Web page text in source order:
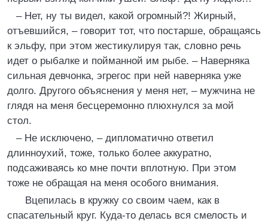
– Нет, ну ты видел, какой огромный?! Жирный,
отъевшийся, – говорит тот, что постарше, обращаясь
к эльфу, при этом жестикулируя так, словно речь
идет о рыбалке и пойманной им рыбе. – Наверняка
сильная девчонка, эгрегос при ней наверняка уже
долго. Другого объяснения у меня нет, – мужчина не
глядя на меня бесцеремонно плюхнулся за мой
стол.
– Не исключено, – дипломатично ответил
длинноухий, тоже, только более аккуратно,
подсаживаясь ко мне почти вплотную. При этом
тоже не обращая на меня особого внимания.
Вцепилась в кружку со своим чаем, как в
спасательный круг. Куда-то делась вся смелость и